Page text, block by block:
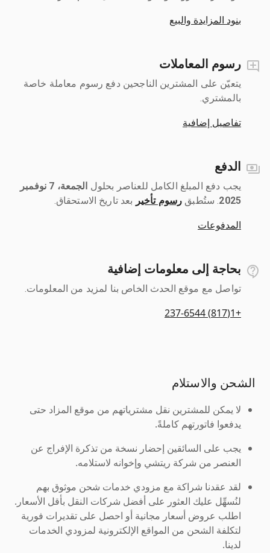
بنود المزايدة والبيع
رسوم المعاملات
يتعيّن على المشترين الناجحين دفع رسوم معاملة خاصة
بالمشتري.
تفاصيل إضافية
الدفع
يجب دفع المبلغ الكامل للعناصر بحلول ‎
الجمعة، 7 نوفمبر
2025
رسوم تأخير بعد تاريخ الاستحقاق.
المدفوعات
بحاجة إلى معلومات إضافية
تواصل مع موقع الحدث الخاص بنا لمزيد من المعلومات.
+1(817) 237-6544
الشحن والاستلام
لا يمكن للمشترين نقل مشترياتهم من موقع المزاد حتى
يدفعوا فاتورتهم كاملةً.
يجب على السائقين إحضار نسخة من تذكرة الإفراج عن
العنصر من شركة ريتشي وإخوانه لاستلامه.
لقد عقدنا شراكة مع مزودي خدمات شحن موثوق بهم
لنُسهِّل عليك العثور على أفضل شركات النقل بأقل الأسعار.
اطلب عروض أسعار مجانية أو احصل على تقديرات فورية
لتكلفة الشحن من المواقع الإلكترونية لمزودي الخدمات
لدينا.